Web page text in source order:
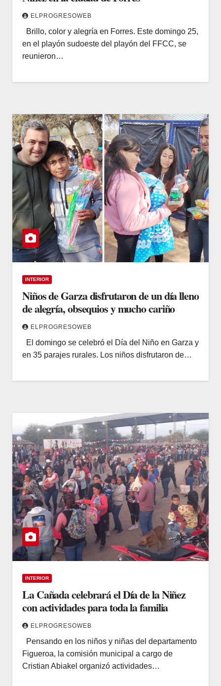
ELPROGRESOWEB
Brillo, color y alegría en Forres. Este domingo 25,
en el playón sudoeste del playón del FFCC, se
reunieron…
INTERIOR
Niños de Garza disfrutaron de un día lleno
de alegría, obsequios y mucho cariño
ELPROGRESOWEB
El domingo se celebró el Día del Niño en Garza y
en 35 parajes rurales. Los niños disfrutaron de…
INTERIOR
La Cañada celebrará el Día de la Niñez
con actividades para toda la familia
ELPROGRESOWEB
Pensando en los niños y niñas del departamento
Figueroa, la comisión municipal a cargo de
Cristian Abiakel organizó actividades…